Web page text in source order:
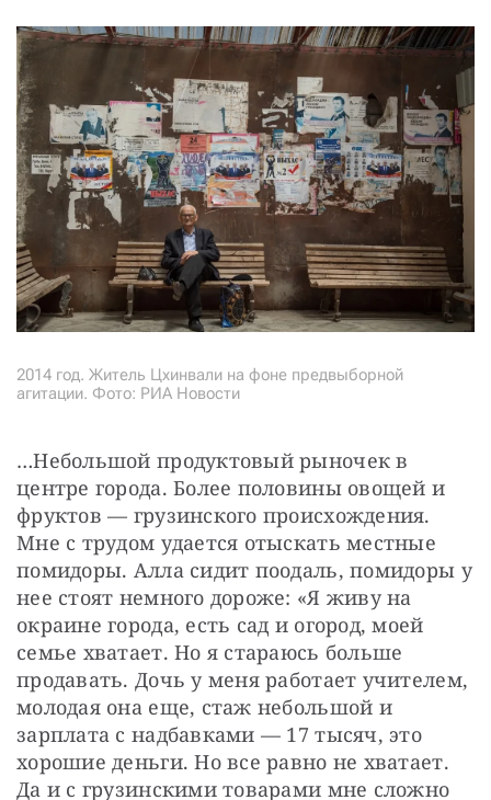
2014 год. Житель Цхинвали на фоне предвыборной
агитации. Фото: РИА Новости
…Небольшой продуктовый рыночек в
центре города. Более половины овощей и
фруктов — грузинского происхождения.
Мне с трудом удается отыскать местные
помидоры. Алла сидит поодаль, помидоры у
нее стоят немного дороже: «Я живу на
окраине города, есть сад и огород, моей
семье хватает. Но я стараюсь больше
продавать. Дочь у меня работает учителем,
молодая она еще, стаж небольшой и
зарплата с надбавками — 17 тысяч, это
хорошие деньги. Но все равно не хватает.
Да и с грузинскими товарами мне сложно